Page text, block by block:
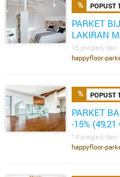
POPUST
PARKET
LAKIRAN
15 pregled/dan
happyfloor-
POPUST
PARKET
-15%
14 pregled/dan
happyfloor-